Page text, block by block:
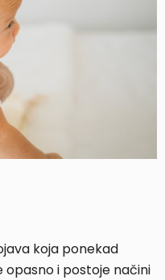
koja ponekad
opasno i postoje načini